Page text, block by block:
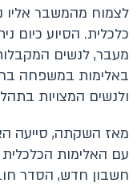
לצמוח מהמשבר אליו
כלכלית. הסיוע כיום
מעבר, לנשים
באלימות במשפחה
ולנשים המצויות
עם האלימות הכלכלית
חשבון חדש, הסדר